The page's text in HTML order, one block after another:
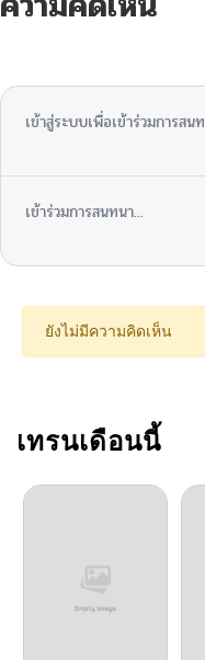
ตอนที่ 43
ตอนที่ 41
ตอนที่ 38
ตอนที่ 36
ตอนที่ 35
ตอนที่ 33
เข้าสู่ระบบเพื่อเข้าร่วมการสน
เข้าร่วมการสนทนา...
ยังไม่มีความคิดเห็น
เทรนเดือนนี้